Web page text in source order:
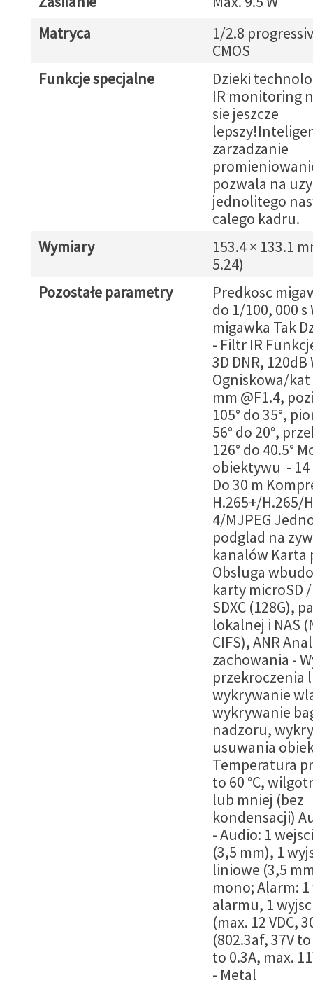
Matryca
1/2.8
CMOS
Funkcje specjalne
Dzieki
IR monitoring
sie jeszcze
zarzadzanie
pozwala na
jednolitego
calego kadru.
Wymiary
153.4 × 133.1
5.24)
Pozostałe parametry
Predkosc
do 1/100, 000 s
migawka Tak
- Filtr IR
3D DNR, 120dB
Ogniskowa/kat
mm @F1.4,
105° do 35°,
56° do 20°,
126° do 40.5°
obiektywu - 14
Do 30 m
H.265+/H.265/
4/MJPEG
podglad na
kanalów Karta
Obsluga
karty microSD /
SDXC (128G),
lokalnej i NAS
CIFS), ANR
zachowania -
przekroczenia
wykrywanie
wykrywanie
nadzoru,
usuwania
Temperatura
to 60 °C,
lub mniej (bez
kondensacji)
- Audio: 1
(3,5 mm), 1
liniowe (3,5
mono; Alarm:
alarmu, 1
(max. 12 VDC,
(802.3af, 37V
to 0.3A, max.
- Metal